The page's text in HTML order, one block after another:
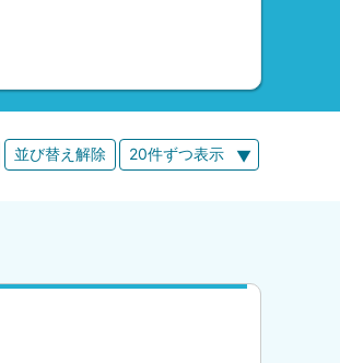
20件ずつ表示
並び替え解除